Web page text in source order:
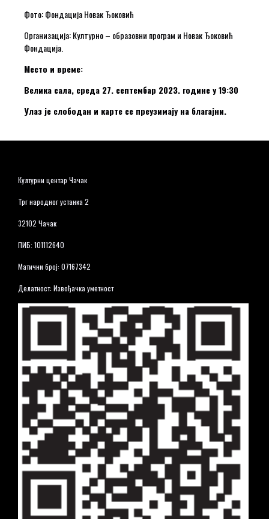
Фото: Фондација Новак Ђоковић
Организација: Културно – образовни програм и Новак Ђоковић
Фондација.
Место и време:
Велика сала, среда 27. септембар 2023. године у 19:30
Улаз је слободан и карте се преузимају на благајни.
Културни центар Чачак
Трг народног устанка 2
32102 Чачак
ПИБ: 101112640
Матични број: 07167342
Делатност: Извођачка уметност